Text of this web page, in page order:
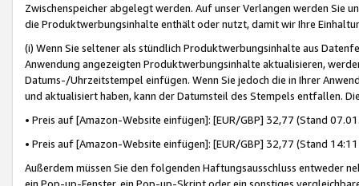
Zwischenspeicher abgelegt werden. Auf unser Verlangen werden Sie
die Produktwerbungsinhalte enthält oder nutzt, damit wir Ihre
(i) Wenn Sie seltener als stündlich Produktwerbungsinhalte aus
Anwendung angezeigten Produktwerbungsinhalte aktualisieren,
Datums-/Uhrzeitstempel einfügen. Wenn Sie jedoch die in Ihrer
und aktualisiert haben, kann der Datumsteil des Stempels entfallen.
• Preis auf [Amazon-Website einfügen]: [EUR/GBP] 32,77 (Stand
• Preis auf [Amazon-Website einfügen]: [EUR/GBP] 32,77 (Stand
Außerdem müssen Sie den folgenden Haftungsausschluss entweder
ein Pop-up-Fenster, ein Pop-up-Skript oder ein sonstiges